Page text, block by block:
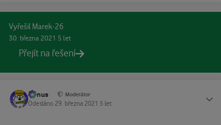
Vyřešil Marek-26
30. března 2021 5 let
Přejít na řešení
tomus Moderátor
Odesláno 29. března 2021 5 let